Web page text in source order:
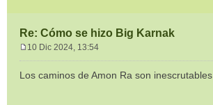
Re: Cómo se hizo Big Karnak
n
10 Dic 2024, 13:54
Los caminos de Amon Ra son inescrutables